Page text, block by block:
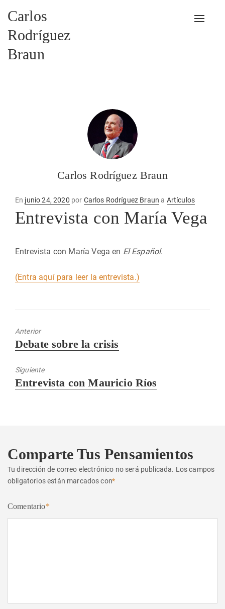
Carlos
Rodríguez
Braun
Carlos Rodríguez Braun
En Publicado
en
junio 24, 2020 por Carlos Rodríguez Braun a Artículos
Entrevista con María Vega
Entrevista con María Vega en El Español.
(Entra aquí para leer la entrevista.)
Anterior
Entrada
Debate sobre la crisis
Siguiente
Entrada
Entrevista con Mauricio Ríos
Comparte Tus Pensamientos
Tu dirección de correo electrónico no será publicada. Los campos
obligatorios están marcados con*
Comentario*